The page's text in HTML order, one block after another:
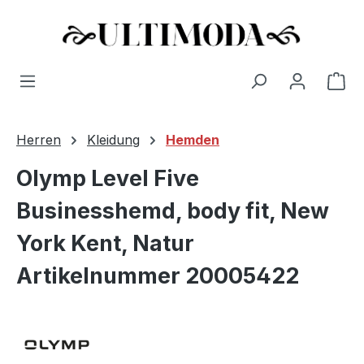
Zum Hauptinhalt springen
Herren Kleidung Hemden
Olymp Level Five
Businesshemd, body fit, New
York Kent, Natur
Artikelnummer 20005422